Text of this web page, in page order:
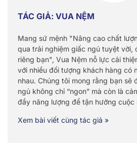
TÁC GIẢ: VUA NỆM
Mang sứ mệnh "Nâng cao chất
qua trải nghiệm giấc ngủ tuyệt vời,
riêng bạn", Vua Nệm nỗ lực cải
với nhiều đối tượng khách hàng có
nhau. Chúng tôi mong rằng bạn sẽ
ngủ không chỉ “ngon” mà còn là
đầy năng lượng để tận hưởng cuộc
Xem bài viết cùng tác giả »